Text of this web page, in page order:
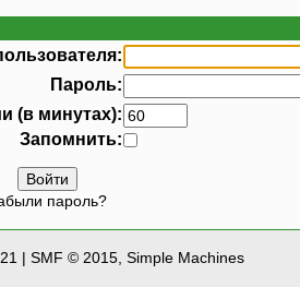
Пароль:
(в минутах):
Запомнить:
пароль?
| SMF © 2015, Simple Machines